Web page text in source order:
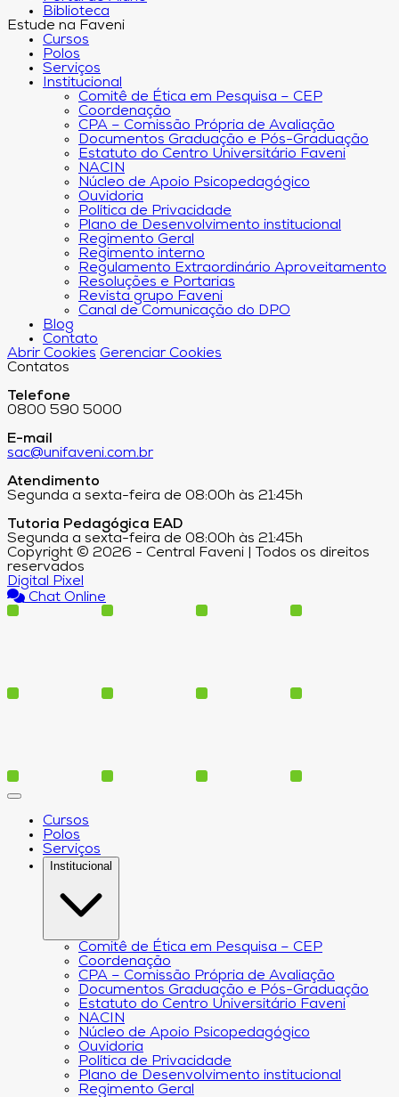
Biblioteca
Estude na Faveni
Cursos
Polos
Serviços
Institucional
Comitê de Ética em Pesquisa – CEP
Coordenação
CPA – Comissão Própria de Avaliação
Documentos Graduação e Pós-Graduação
Estatuto do Centro Universitário Faveni
NACIN
Núcleo de Apoio Psicopedagógico
Ouvidoria
Política de Privacidade
Plano de Desenvolvimento institucional
Regimento Geral
Regimento interno
Regulamento Extraordinário Aproveitamento
Resoluções e Portarias
Revista grupo Faveni
Canal de Comunicação do DPO
Blog
Contato
Abrir Cookies Gerenciar Cookies
Contatos
Telefone
0800 590 5000
E-mail
sac@unifaveni.com.br
Atendimento
Segunda a sexta-feira de 08:00h às 21:45h
Tutoria Pedagógica EAD
Segunda a sexta-feira de 08:00h às 21:45h
Copyright © 2026 - Central Faveni | Todos os direitos
reservados
Digital Pixel
Chat Online
Cursos
Polos
Serviços
Institucional
Comitê de Ética em Pesquisa – CEP
Coordenação
CPA – Comissão Própria de Avaliação
Documentos Graduação e Pós-Graduação
Estatuto do Centro Universitário Faveni
NACIN
Núcleo de Apoio Psicopedagógico
Ouvidoria
Política de Privacidade
Plano de Desenvolvimento institucional
Regimento Geral